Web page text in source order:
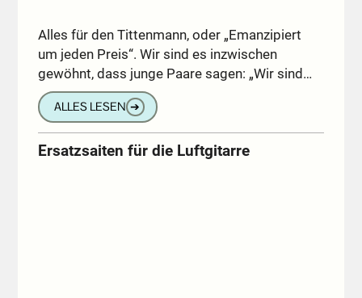
Alles für den Tittenmann, oder „Emanzipiert
um jeden Preis“. Wir sind es inzwischen
gewöhnt, dass junge Paare sagen: „Wir sind…
ALLES LESEN ➔
Ersatzsaiten für die Luftgitarre